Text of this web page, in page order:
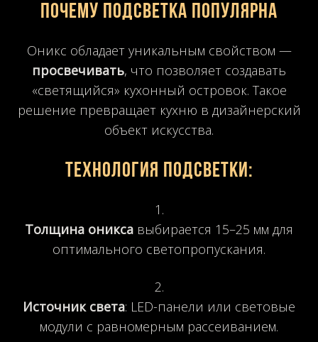
Почему подсветка популярна
Оникс обладает уникальным свойством —
просвечивать, что позволяет создавать
«светящийся» кухонный островок. Такое
решение превращает кухню в дизайнерский
объект искусства.
Технология подсветки:
Толщина оникса выбирается 15–25 мм для
оптимального светопропускания.
Источник света: LED-панели или световые
модули с равномерным рассеиванием.